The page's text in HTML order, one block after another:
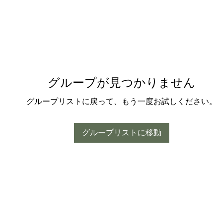
グループが見つかりません
グループリストに戻って、もう一度お試しください。
グループリストに移動